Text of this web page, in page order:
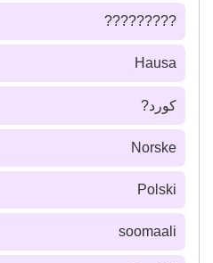
?????????
Hausa
كورد?
Norske
Polski
soomaali